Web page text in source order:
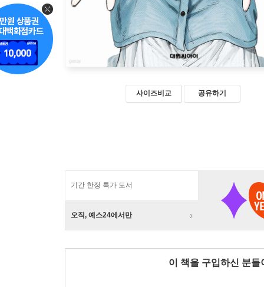
사이즈비교 공유하기
기간 한정 특가 도서
오직, 예스24에서만
이 책을 구입하신 분